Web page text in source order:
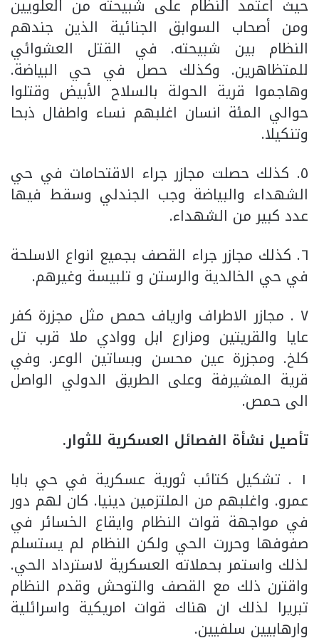
حيث اعتمد النظام على شبيحته من العلويين
ومن أصحاب السوابق الجنائية الذين جندهم
النظام بين شبيحته. في القتل العشوائي
للمتظاهرين. وكذلك حصل في حي البياضة.
وهاجموا قرية الحولة بالسلاح الأبيض وقتلوا
حوالي المئة انسان اغلبهم نساء واطفال ذبحا
وتنكيلا.
٥. كذلك حصلت مجازر جراء الاقتحامات في حي
الشهداء والبياضة وجب الجندلي وسقط فيها
عدد كبير من الشهداء.
٦. كذلك مجازر جراء القصف بجميع انواع الاسلحة
في حي الخالدية والرستن و تلبيسة وغيرهم.
٧ . مجازر الاطراف وارياف حمص مثل مجزرة كفر
عايا والقريتين ومزارع ابل ووادي ملا قرب تل
كلخ. ومجزرة عين محسن وبساتين الوعر. وفي
قرية المشيرفة وعلى الطريق الدولي الواصل
الى حمص.
تأصيل نشأة الفصائل العسكرية للثوار.
١ . تشكيل كتائب ثورية عسكرية في حي بابا
عمرو. واغلبهم من الملتزمين دينيا. كان لهم دور
في مواجهة قوات النظام وايقاع الخسائر في
صفوفها وحررت الحي ولكن النظام لم يستسلم
لذلك واستمر بحملاته العسكرية لاسترداد الحي.
واقترن ذلك مع القصف والتوحش وقدم النظام
تبريرا لذلك ان هناك قوات امريكية واسرائلية
وارهابيين سلفيين.